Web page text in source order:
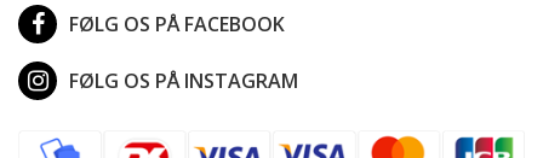
FØLG OS PÅ FACEBOOK
FØLG OS PÅ INSTAGRAM